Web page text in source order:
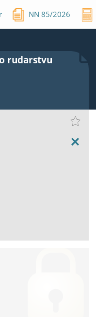
NN85/2026
rudarstvu